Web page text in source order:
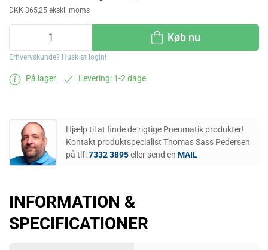
DKK 365,25 ekskl. moms
Køb nu
Erhvervskunde? Husk at login!
På lager Levering: 1-2 dage
Hjælp til at finde de rigtige Pneumatik produkter!
Kontakt produktspecialist Thomas Sass Pedersen
på tlf:7332 3895eller send en MAIL
INFORMATION &
SPECIFICATIONER